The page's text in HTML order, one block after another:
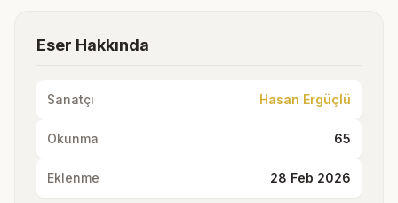
Eser Hakkında
Sanatçı Hasan Ergüçlü
Okunma 65
Eklenme 28 Feb 2026